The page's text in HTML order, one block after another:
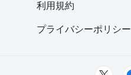
利用規約
プライバシーポリシー